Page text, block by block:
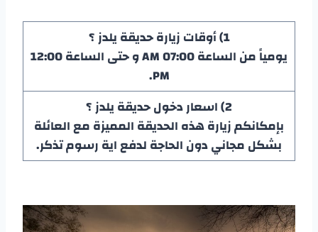
1) أوقات زيارة حديقة يلدز
؟
يومياً من الساعة 07:00 AM و حتى الساعة 12:00
PM.
2) اسعار دخول
حديقة يلدز؟
بإمكانكم زيارة هذه الحديقة المميزة مع العائلة
بشكل مجاني دون الحاجة لدفع اية رسوم تذكر.